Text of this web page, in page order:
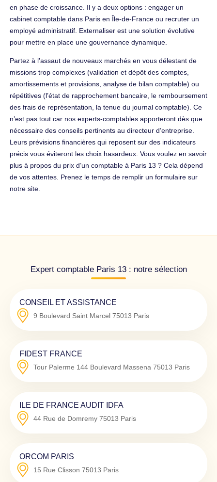
en phase de croissance. Il y a deux options : engager un
cabinet comptable dans Paris en Île-de-France ou recruter un
employé administratif. Externaliser est une solution évolutive
pour mettre en place une gouvernance dynamique.
Partez à l’assaut de nouveaux marchés en vous délestant de
missions trop complexes (validation et dépôt des comptes,
amortissements et provisions, analyse de bilan comptable) ou
répétitives (l’état de rapprochement bancaire, le remboursement
des frais de représentation, la tenue du journal comptable). Ce
n’est pas tout car nos experts-comptables apporteront dès que
nécessaire des conseils pertinents au directeur d’entreprise.
Leurs prévisions financières qui reposent sur des indicateurs
précis vous éviteront les choix hasardeux. Vous voulez en savoir
plus à propos du prix d’un comptable à Paris 13 ? Cela dépend
de vos attentes. Prenez le temps de remplir un formulaire sur
notre site.
Expert comptable Paris 13 : notre sélection
CONSEIL ET ASSISTANCE
9 Boulevard Saint Marcel 75013 Paris
FIDEST FRANCE
Tour Palerme 144 Boulevard Massena 75013 Paris
ILE DE FRANCE AUDIT IDFA
44 Rue de Domremy 75013 Paris
ORCOM PARIS
15 Rue Clisson 75013 Paris